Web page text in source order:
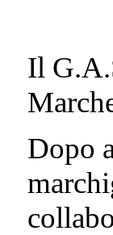
Il
Dopo